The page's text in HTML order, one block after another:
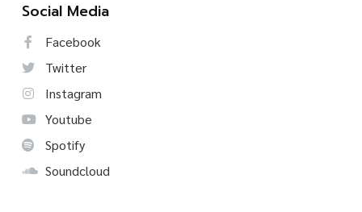
Social Media
Facebook
Twitter
Instagram
Youtube
Spotify
Soundcloud